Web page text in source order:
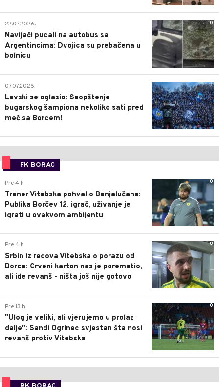
0
22.07.2026.
Navijači pucali na autobus sa
Argentincima: Dvojica su prebačena u
bolnicu
1
07.07.2026.
Levski se oglasio: Saopštenje
bugarskog šampiona nekoliko sati pred
meč sa Borcem!
FK BORAC
0
Pre 4 h
Trener Vitebska pohvalio Banjalučane:
Publika Borčev 12. igrač, uživanje je
igrati u ovakvom ambijentu
0
Pre 4 h
Srbin iz redova Vitebska o porazu od
Borca: Crveni karton nas je poremetio,
ali ide revanš - ništa još nije gotovo
0
Pre 13 h
"Ulog je veliki, ali vjerujemo u prolaz
dalje": Sandi Ogrinec svjestan šta nosi
revanš protiv Vitebska